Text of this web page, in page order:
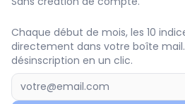
Chaque début de mois, les 10
directement dans votre boîte
désinscription en un clic.